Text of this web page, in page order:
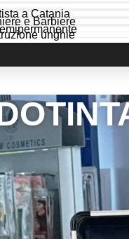
a Catania
e Barbiere
unghie